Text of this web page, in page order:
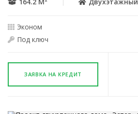
Эконом
Под ключ
ЗАЯВКА НА КРЕДИТ